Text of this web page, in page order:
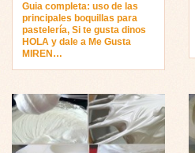
Guia completa: uso de las
principales boquillas para
pastelería, Si te gusta dinos
HOLA y dale a Me Gusta
MIREN…